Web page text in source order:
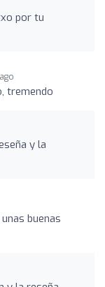
por tu
tremendo
y la
buenas